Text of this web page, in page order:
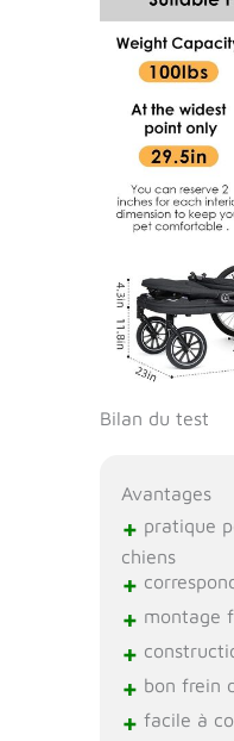
Bilan du test
Avantages
+ pratique
chiens
+
+ montage
+
+ bon frein
+ facile à